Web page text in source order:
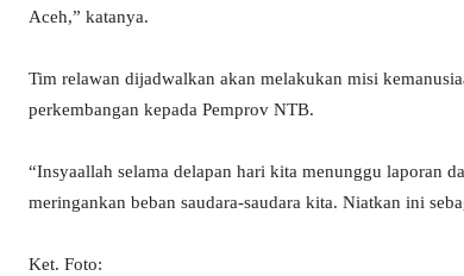
Aceh,” katanya.
Tim relawan dijadwalkan akan melakukan misi
perkembangan kepada Pemprov NTB.
“Insyaallah selama delapan hari kita menunggu laporan
meringankan beban saudara-saudara kita. Niatkan ini
Ket. Foto: